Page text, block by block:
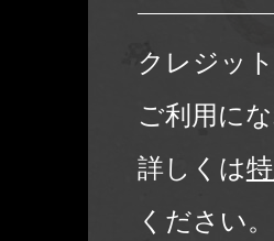
クレジッ
ご利用にな
詳しくは
ください。